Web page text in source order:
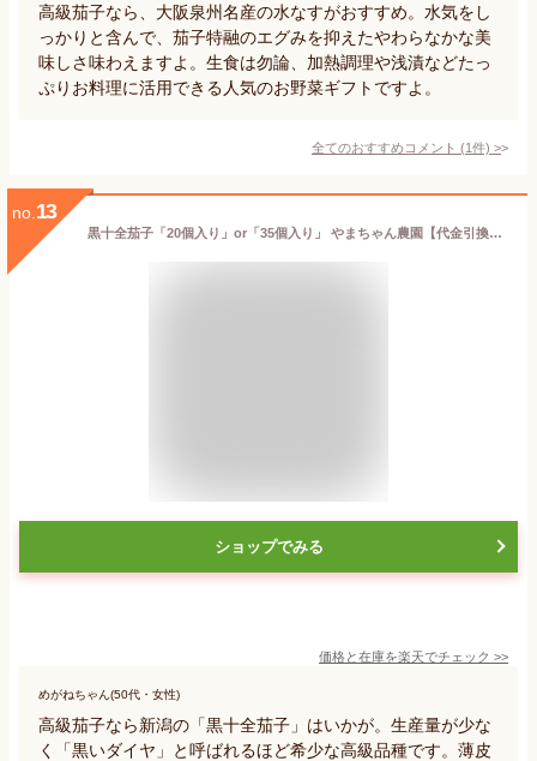
高級茄子なら、大阪泉州名産の水なすがおすすめ。水気をし
っかりと含んで、茄子特融のエグみを抑えたやわらなかな美
味しさ味わえますよ。生食は勿論、加熱調理や浅漬などたっ
ぷりお料理に活用できる人気のお野菜ギフトですよ。
全てのおすすめコメント (1件) >
no. 13
黒十全茄子「20個入り」or「35個入り」 やまちゃん農園【代金引換決済不可】 【なす/ナス/黒いダイヤモンド/希少品種/ジューシー/薄皮/漬け物/煮浸し】【お土産/手土産/ギフトに！贈り物】【送料無料】
ショップでみる
価格と在庫を楽天でチェック >>
めがねちゃん(50代・女性)
高級茄子なら新潟の「黒十全茄子」はいかが。生産量が少な
く「黒いダイヤ」と呼ばれるほど希少な高級品種です。薄皮